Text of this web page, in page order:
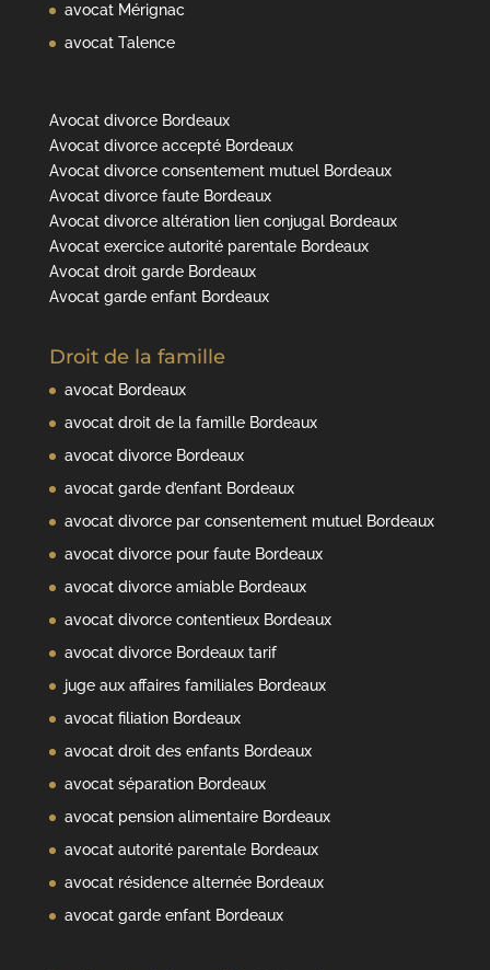
avocat Mérignac
avocat Talence
Avocat divorce Bordeaux
Avocat divorce accepté Bordeaux
Avocat divorce consentement mutuel Bordeaux
Avocat divorce faute Bordeaux
Avocat divorce altération lien conjugal Bordeaux
Avocat exercice autorité parentale Bordeaux
Avocat droit garde Bordeaux
Avocat garde enfant Bordeaux
Droit de la famille
avocat Bordeaux
avocat droit de la famille Bordeaux
avocat divorce Bordeaux
avocat garde d’enfant Bordeaux
avocat divorce par consentement mutuel Bordeaux
avocat divorce pour faute Bordeaux
avocat divorce amiable Bordeaux
avocat divorce contentieux Bordeaux
avocat divorce Bordeaux tarif
juge aux affaires familiales Bordeaux
avocat filiation Bordeaux
avocat droit des enfants Bordeaux
avocat séparation Bordeaux
avocat pension alimentaire Bordeaux
avocat autorité parentale Bordeaux
avocat résidence alternée Bordeaux
avocat garde enfant Bordeaux